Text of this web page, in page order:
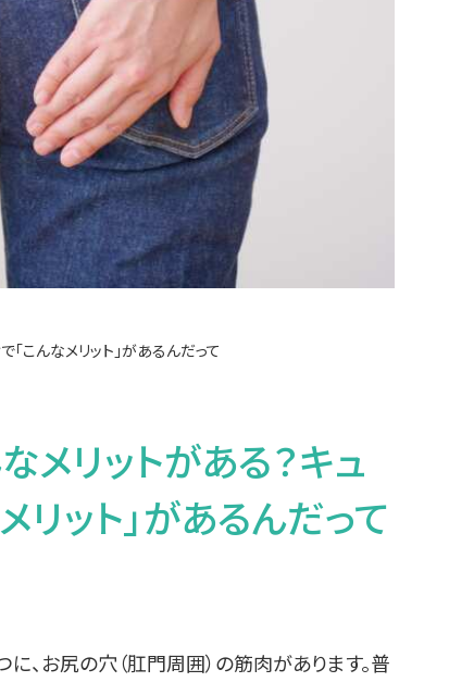
こんなメリット」があるんだって
メリットがある？キュ
リット」があるんだって
、お尻の穴（肛門周囲）の筋肉があります。普